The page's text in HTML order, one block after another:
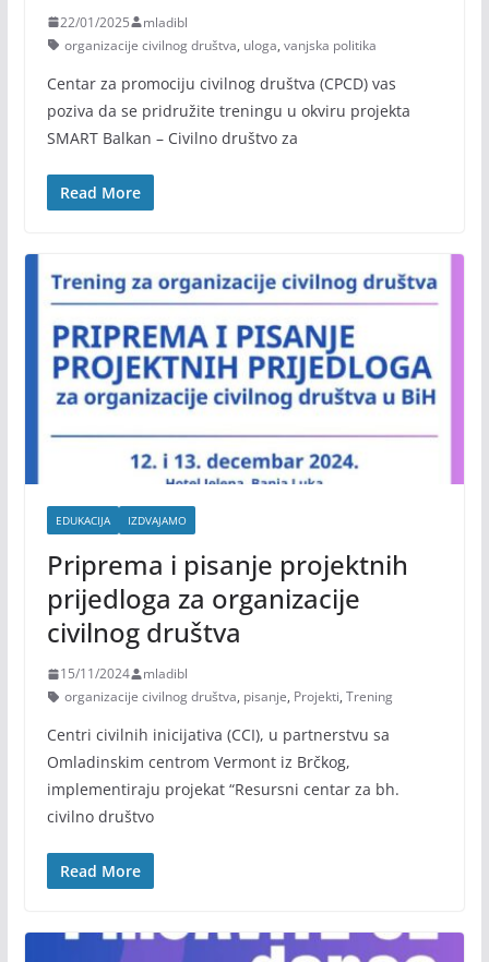
22/01/2025
mladibl
organizacije civilnog društva, uloga, vanjska politika
Centar za promociju civilnog društva (CPCD) vas
poziva da se pridružite treningu u okviru projekta
SMART Balkan – Civilno društvo za
Read More
EDUKACIJA IZDVAJAMO
Priprema i pisanje projektnih
prijedloga za organizacije
civilnog društva
15/11/2024
mladibl
organizacije civilnog društva, pisanje, Projekti, Trening
Centri civilnih inicijativa (CCI), u partnerstvu sa
Omladinskim centrom Vermont iz Brčkog,
implementiraju projekat “Resursni centar za bh.
civilno društvo
Read More